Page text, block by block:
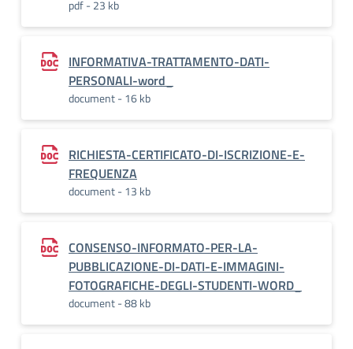
pdf - 23 kb
INFORMATIVA-TRATTAMENTO-DATI-
PERSONALI-word_
document - 16 kb
RICHIESTA-CERTIFICATO-DI-ISCRIZIONE-E-
FREQUENZA
document - 13 kb
CONSENSO-INFORMATO-PER-LA-
PUBBLICAZIONE-DI-DATI-E-IMMAGINI-
FOTOGRAFICHE-DEGLI-STUDENTI-WORD_
document - 88 kb